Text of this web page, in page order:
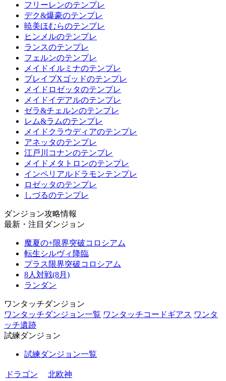
フリーレンのテンプレ
デク&爆豪のテンプレ
暁美ほむらのテンプレ
ヒンメルのテンプレ
ランスのテンプレ
フェルンのテンプレ
メイドイルミナのテンプレ
ブレイブXゴッドのテンプレ
メイドロゼッタのテンプレ
メイドイデアルのテンプレ
ゼラ&チェルンのテンプレ
レム&ラムのテンプレ
メイドクラウディアのテンプレ
アネッタのテンプレ
江戸川コナンのテンプレ
メイドメタトロンのテンプレ
インペリアルドラモンテンプレ
ロゼッタのテンプレ
しづるのテンプレ
ダンジョン攻略情報
最新・注目ダンジョン
魔夏の+限界突破コロシアム
転生シルヴィ降臨
プラス限界突破コロシアム
8人対戦(8月)
ランダン
ワンタッチダンジョン
ワンタッチダンジョン一覧 ワンタッチコードギアス ワンタ
ッチ遺跡
試練ダンジョン
試練ダンジョン一覧
ドラゴン
北欧神